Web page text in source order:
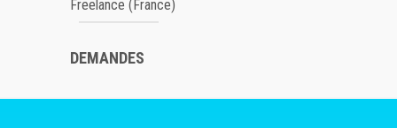
Freelance (France)
DEMANDES